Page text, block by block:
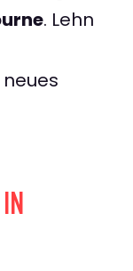
. Lehn